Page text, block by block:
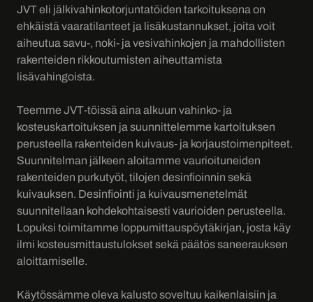
JVT eli jälkivahinkotorjuntatöiden tarkoituksena on
ehkäistä vaaratilanteet ja lisäkustannukset, joita voit
aiheutua savu-, noki- ja vesivahinkojen ja mahdollisten
rakenteiden rikkoutumisten aiheuttamista
lisävahingoista.
Teemme JVT-töissä aina alkuun vahinko- ja
kosteuskartoituksen ja suunnittelemme kartoituksen
perusteella rakenteiden kuivaus- ja korjaustoimenpiteet.
Suunnitelman jälkeen aloitamme vaurioituneiden
rakenteiden purkutyöt, tilojen desinfioinnin sekä
kuivauksen. Desinfiointi ja kuivausmenetelmät
suunnitellaan kohdekohtaisesti vaurioiden perusteella.
Lopuksi toimitamme loppumittauspöytäkirjan, josta käy
ilmi kosteusmittaustulokset sekä päätös saneerauksen
aloittamiselle.
Käytössämme oleva kalusto soveltuu kaikenlaisiin ja